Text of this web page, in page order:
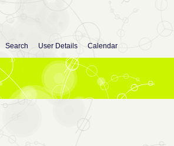
Search User Details Calendar